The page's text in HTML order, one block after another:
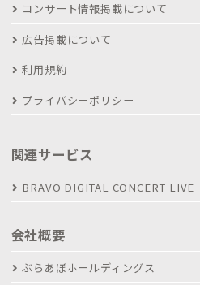
コンサート情報掲載について
広告掲載について
利用規約
プライバシーポリシー
関連サービス
BRAVO DIGITAL CONCERT LIVE
会社概要
ぶらあぼホールディングス